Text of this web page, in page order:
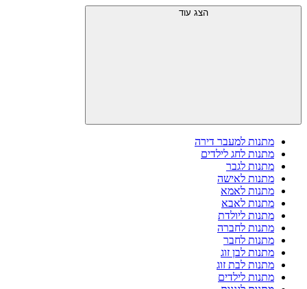
הצג עוד
מתנות למעבר דירה
מתנות לחג לילדים
מתנות לגבר
מתנות לאישה
מתנות לאמא
מתנות לאבא
מתנות ליולדת
מתנות לחברה
מתנות לחבר
מתנות לבן זוג
מתנות לבת זוג
מתנות לילדים